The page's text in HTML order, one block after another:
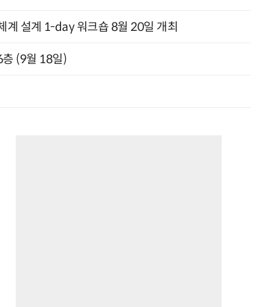
계 설계 1-day 워크숍 8월 20일 개최
층 (9월 18일)